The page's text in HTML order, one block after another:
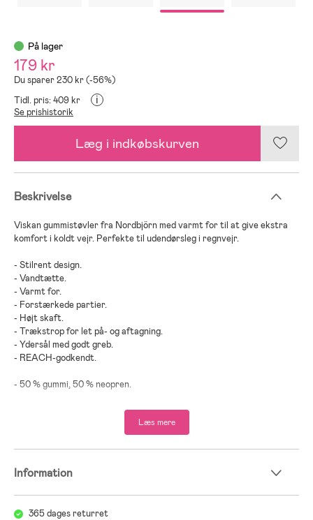
På lager
179 kr
Du sparer 230 kr (-56%)
Tidl. pris: 409 kr
i
Se prishistorik
Læg i indkøbskurven
Beskrivelse
Viskan gummistøvler fra Nordbjörn med varmt for til at give ekstra
komfort i koldt vejr. Perfekte til udendørsleg i regnvejr.
- Stilrent design.
- Vandtætte.
- Varmt for.
- Forstærkede partier.
- Højt skaft.
- Trækstrop for let på- og aftagning.
- Ydersål med godt greb.
- REACH-godkendt.
- 50 % gummi, 50 % neopren.
Læs mere
Information
365 dages returret